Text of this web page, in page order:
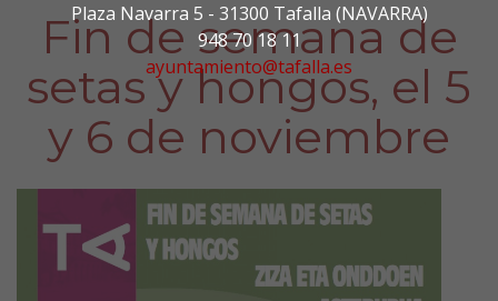
Plaza Navarra 5 - 31300 Tafalla (NAVARRA)
948 70 18 11
ayuntamiento@tafalla.es
Fin de semana de
setas y hongos, el 5
y 6 de noviembre